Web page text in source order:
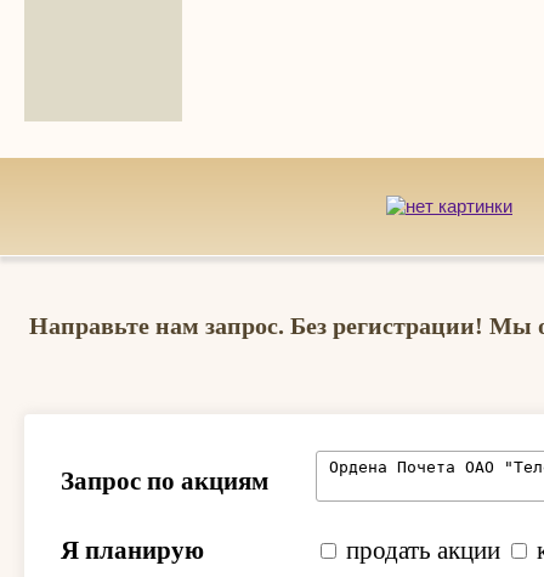
Направьте нам запрос. Без регистрации! Мы
Запрос по акциям
Я планирую продать акции